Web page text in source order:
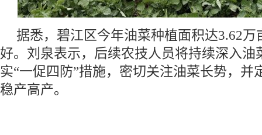
据悉，碧江区今年油菜种植面积达3.62
好。刘泉表示，后续农技人员将持续深入油
实“一促四防”措施，密切关注油菜长势，并
稳产高产。